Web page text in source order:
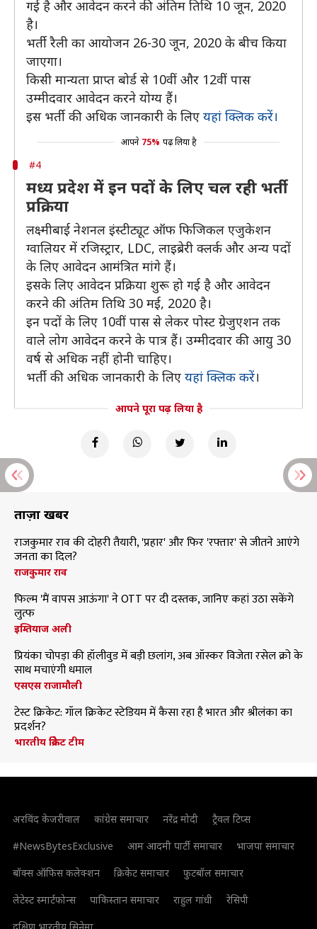
गई है और आवेदन करने की अंतिम तिथि 10 जून, 2020
है।
भर्ती रैली का आयोजन 26-30 जून, 2020 के बीच किया
जाएगा।
किसी मान्यता प्राप्त बोर्ड से 10वीं और 12वीं पास
उम्मीदवार आवेदन करने योग्य हैं।
इस भर्ती की अधिक जानकारी के लिए यहां क्लिक करें।
आपने 75% पढ़ लिया है
#4
मध्य प्रदेश में इन पदों के लिए चल रही भर्ती
प्रक्रिया
लक्ष्मीबाई नेशनल इंस्टीट्यूट ऑफ फिजिकल एजुकेशन
ग्वालियर में रजिस्ट्रार, LDC, लाइब्रेरी क्लर्क और अन्य पदों
के लिए आवेदन आमंत्रित मांगे हैं।
इसके लिए आवेदन प्रक्रिया शुरू हो गई है और आवेदन
करने की अंतिम तिथि 30 मई, 2020 है।
इन पदों के लिए 10वीं पास से लेकर पोस्ट ग्रेजुएशन तक
वाले लोग आवेदन करने के पात्र हैं। उम्मीदवार की आयु 30
वर्ष से अधिक नहीं होनी चाहिए।
भर्ती की अधिक जानकारी के लिए यहां क्लिक करें।
आपने पूरा पढ़ लिया है
ताज़ा खबरें
राजकुमार राव की दोहरी तैयारी, 'प्रहार' और फिर 'रफ्तार' से जीतने आएंगे
जनता का दिल?
राजकुमार राव
फिल्म 'मैं वापस आऊंगा' ने OTT पर दी दस्तक, जानिए कहां उठा सकेंगे
लुत्फ
इम्तियाज अली
प्रियंका चोपड़ा की हॉलीवुड में बड़ी छलांग, अब ऑस्कर विजेता रसेल क्रो के
साथ मचाएंगी धमाल
एसएस राजामौली
टेस्ट क्रिकेट: गॉल क्रिकेट स्टेडियम में कैसा रहा है भारत और श्रीलंका का
प्रदर्शन?
भारतीय क्रिकेट टीम
अरविंद केजरीवाल कांग्रेस समाचार नरेंद्र मोदी
ट्रैवल टिप्स
#NewsBytesExclusive
आम आदमी पार्टी समाचार
भाजपा समाचार
बॉक्स ऑफिस कलेक्शन
क्रिकेट समाचार
फुटबॉल समाचार
लेटेस्ट स्मार्टफोन्स
पाकिस्तान समाचार राहुल गांधी
रेसिपी